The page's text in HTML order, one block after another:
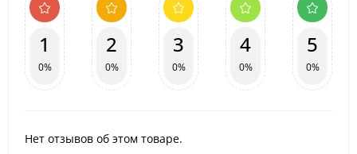
1
0%
2
0%
3
0%
4
0%
5
0%
Нет отзывов об этом товаре.